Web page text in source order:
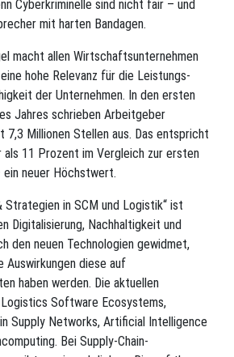
Cyberkriminelle sind nicht fair – und
mit harten Bandagen.
macht allen Wirtschaftsunternehmen
hohe Relevanz für die Leistungs-
der Unternehmen. In den ersten
Jahres schrieben Arbeitgeber
Millionen Stellen aus. Das entspricht
als 11 Prozent im Vergleich zur ersten
neuer Höchstwert.
Strategien in SCM und Logistik“ ist
Digitalisierung, Nachhaltigkeit und
den neuen Technologien gewidmet,
Auswirkungen diese auf
haben werden. Die aktuellen
Software Ecosystems,
Supply Networks, Artificial Intelligence
Bei Supply-Chain-